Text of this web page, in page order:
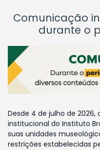
Comunicação
durante o
Desde 4 de julho de
institucional do Instituto
suas unidades
restrições estabelecidas